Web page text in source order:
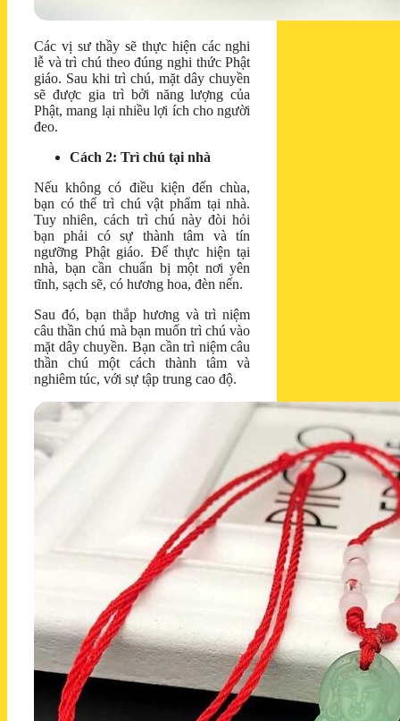
Các vị sư thầy sẽ thực hiện các nghi
lễ và trì chú theo đúng nghi thức Phật
giáo. Sau khi trì chú, mặt dây chuyền
sẽ được gia trì bởi năng lượng của
Phật, mang lại nhiều lợi ích cho người
đeo.
Cách 2: Trì chú tại nhà
Nếu không có điều kiện đến chùa,
bạn có thể trì chú vật phẩm tại nhà.
Tuy nhiên, cách trì chú này đòi hỏi
bạn phải có sự thành tâm và tín
ngưỡng Phật giáo. Để thực hiện tại
nhà, bạn cần chuẩn bị một nơi yên
tĩnh, sạch sẽ, có hương hoa, đèn nến.
Sau đó, bạn thắp hương và trì niệm
câu thần chú mà bạn muốn trì chú vào
mặt dây chuyền. Bạn cần trì niệm câu
thần chú một cách thành tâm và
nghiêm túc, với sự tập trung cao độ.